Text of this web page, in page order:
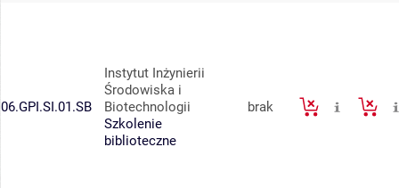
06.GPI.SI.01.SB
Instytut Inżynierii
Środowiska i
Biotechnologii
Szkolenie
biblioteczne
brak